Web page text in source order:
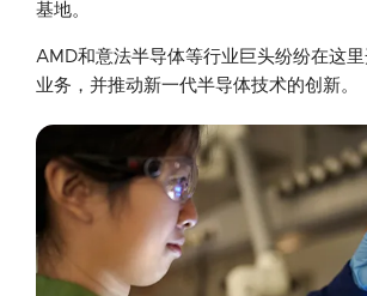
基地。
AMD和意法半导体等行业巨头纷纷在这
业务，并推动新一代半导体技术的创新。